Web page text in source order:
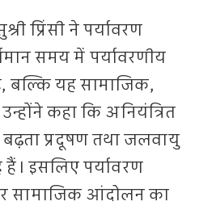
प्रिंसी ने पर्यावरण
समय में पर्यावरणीय
बल्कि यह सामाजिक,
कहा कि अनियंत्रित
प्रदूषण तथा जलवायु
हैं। इसलिए पर्यावरण
सामाजिक आंदोलन का